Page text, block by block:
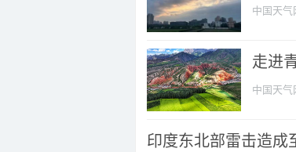
中国天气
走进
中国天气
印度东北部雷击造成